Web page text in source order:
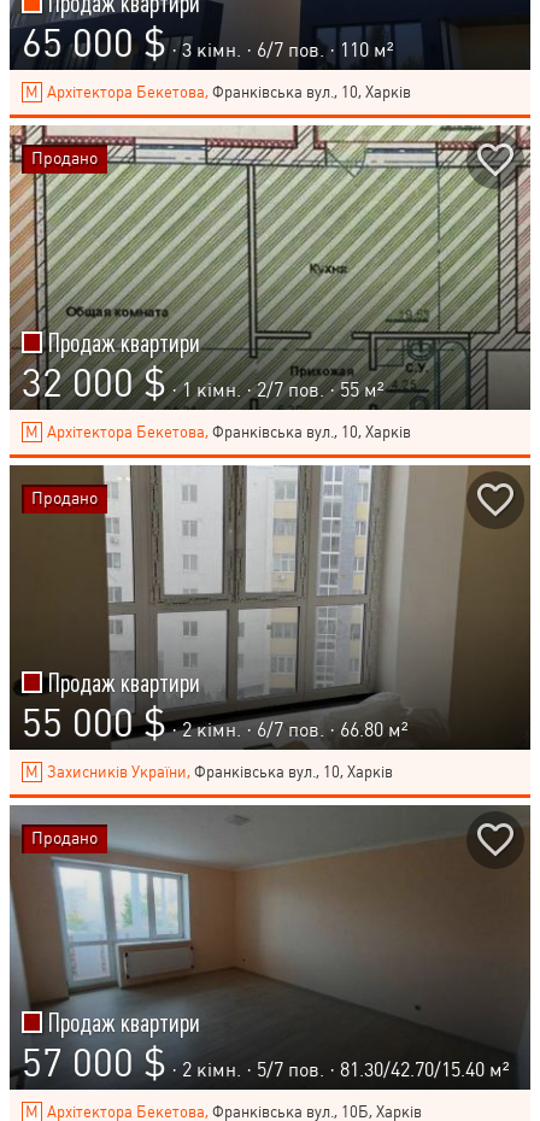
65 000 $ · 3 кімн. · 6/7 пов. · 110 м²
Архітектора Бекетова,Франківська вул., 10, Харків
Продаж квартири
32 000 $ · 1 кімн. ·2/7пов. · 55 м²
Архітектора Бекетова,Франківська вул., 10, Харків
Продано
Продаж квартири
55 000 $ · 2 кімн. · 6/7пов. · 66.80 м²
Захисників України,Франківська вул., 10, Харків
Продано
Продаж квартири
57 000 $ · 2 кімн. · 5/7 пов. · 81.30/42.70/15.40 м²
Архітектора Бекетова,Франківська вул., 10Б, Харків
Продано